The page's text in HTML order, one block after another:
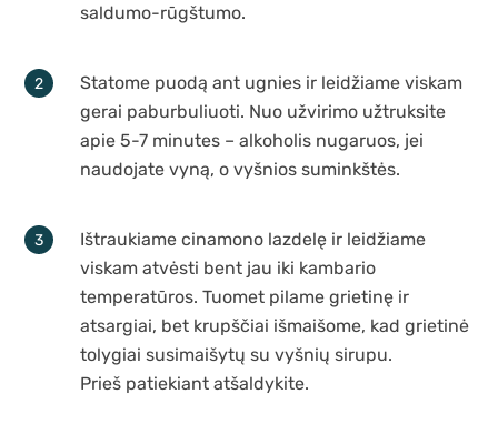
saldumo-rūgštumo.
Statome puodą ant ugnies ir leidžiame viskam
gerai paburbuliuoti. Nuo užvirimo užtruksite
apie 5-7 minutes – alkoholis nugaruos, jei
naudojate vyną, o vyšnios suminkštės.
Ištraukiame cinamono lazdelę ir leidžiame
viskam atvėsti bent jau iki kambario
temperatūros. Tuomet pilame grietinę ir
atsargiai, bet krupščiai išmaišome, kad grietinė
tolygiai susimaišytų su vyšnių sirupu.
Prieš patiekiant atšaldykite.